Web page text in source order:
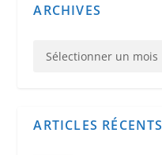
ARCHIVES
ARTICLES RÉCENTS